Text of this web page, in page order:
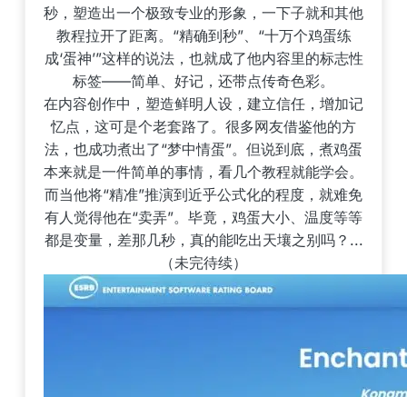
秒，塑造出一个极致专业的形象，一下子就和其他
教程拉开了距离。“精确到秒”、“十万个鸡蛋练
成‘蛋神’”这样的说法，也就成了他内容里的标志性
标签——简单、好记，还带点传奇色彩。
在内容创作中，塑造鲜明人设，建立信任，增加记
忆点，这可是个老套路了。很多网友借鉴他的方
法，也成功煮出了“梦中情蛋”。但说到底，煮鸡蛋
本来就是一件简单的事情，看几个教程就能学会。
而当他将“精准”推演到近乎公式化的程度，就难免
有人觉得他在“卖弄”。毕竟，鸡蛋大小、温度等等
都是变量，差那几秒，真的能吃出天壤之别吗？...
（未完待续）